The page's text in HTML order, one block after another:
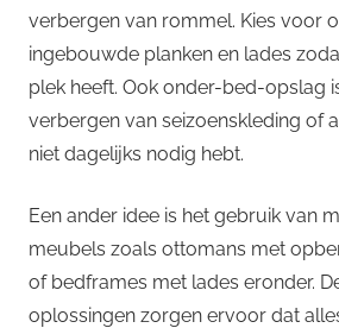
verbergen van rommel. Kies voor
ingebouwde planken en lades
plek heeft. Ook onder-bed-opslag
verbergen van seizoenskleding of
niet dagelijks nodig hebt.
Een ander idee is het gebruik van
meubels zoals ottomans met
of bedframes met lades eronder.
oplossingen zorgen ervoor dat